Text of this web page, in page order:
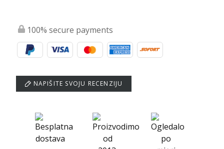
100% secure payments
NAPIŠITE SVOJU RECENZIJU